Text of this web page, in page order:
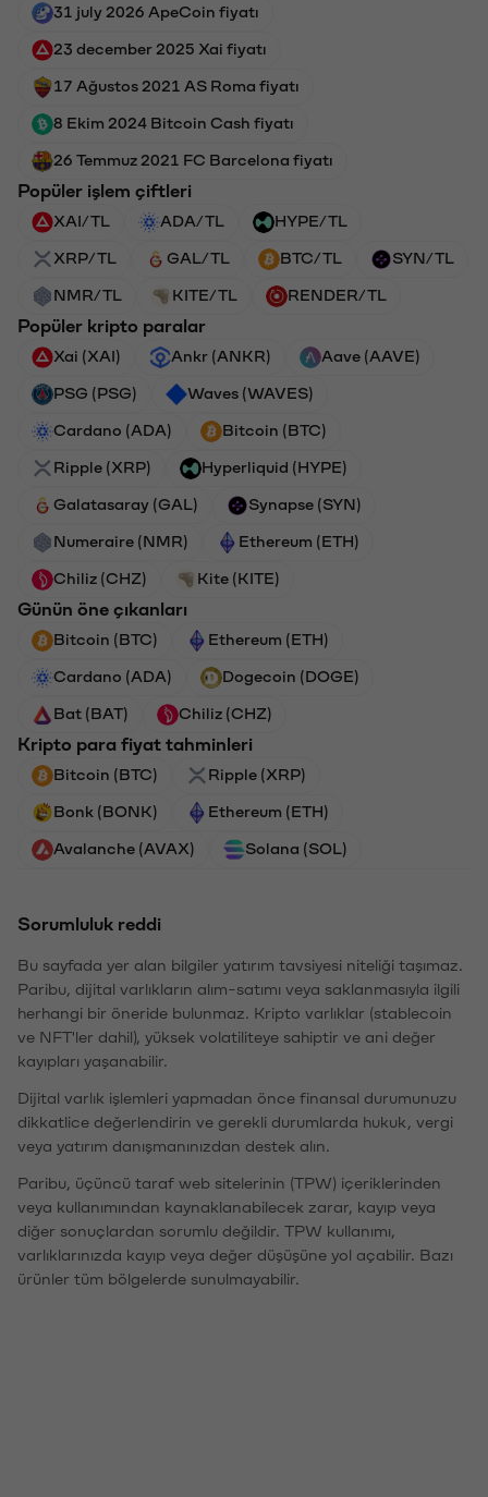
31 july 2026 ApeCoin fiyatı
23 december 2025 Xai fiyatı
17 Ağustos 2021 AS Roma fiyatı
8 Ekim 2024 Bitcoin Cash fiyatı
26 Temmuz 2021 FC Barcelona fiyatı
Popüler işlem çiftleri
XAI/TL ADA/TL HYPE/TL
XRP/TL GAL/TL BTC/TL SYN/TL
NMR/TL KITE/TL RENDER/TL
Popüler kripto paralar
Xai (XAI) Ankr (ANKR) Aave (AAVE)
PSG (PSG) Waves (WAVES)
Cardano (ADA) Bitcoin (BTC)
Ripple (XRP) Hyperliquid (HYPE)
Galatasaray (GAL) Synapse (SYN)
Numeraire (NMR) Ethereum (ETH)
Chiliz (CHZ) Kite (KITE)
Günün öne çıkanları
Bitcoin (BTC) Ethereum (ETH)
Cardano (ADA) Dogecoin (DOGE)
Bat (BAT) Chiliz (CHZ)
Kripto para fiyat tahminleri
Bitcoin (BTC) Ripple (XRP)
Bonk (BONK) Ethereum (ETH)
Avalanche (AVAX) Solana (SOL)
Sorumluluk reddi
Bu sayfada yer alan bilgiler yatırım tavsiyesi niteliği taşımaz.
Paribu, dijital varlıkların alım-satımı veya saklanmasıyla ilgili
herhangi bir öneride bulunmaz. Kripto varlıklar (stablecoin
ve NFT'ler dahil), yüksek volatiliteye sahiptir ve ani değer
kayıpları yaşanabilir.
Dijital varlık işlemleri yapmadan önce finansal durumunuzu
dikkatlice değerlendirin ve gerekli durumlarda hukuk, vergi
veya yatırım danışmanınızdan destek alın.
Paribu, üçüncü taraf web sitelerinin (TPW) içeriklerinden
veya kullanımından kaynaklanabilecek zarar, kayıp veya
diğer sonuçlardan sorumlu değildir. TPW kullanımı,
varlıklarınızda kayıp veya değer düşüşüne yol açabilir. Bazı
ürünler tüm bölgelerde sunulmayabilir.